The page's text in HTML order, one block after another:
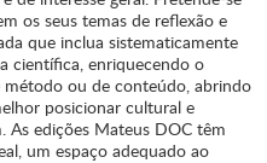
os seus temas de reflexão e
que inclua sistematicamente
científica, enriquecendo o
método ou de conteúdo, abrindo
posicionar cultural e
As edições Mateus DOC têm
um espaço adequado ao